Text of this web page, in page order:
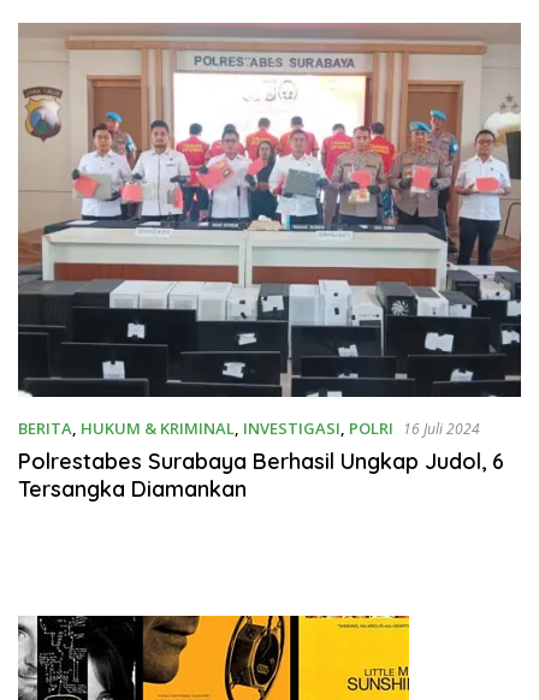
BERITA HUKUM & KRIMINAL INVESTIGASI POLRI 16 Juli 2024
Polrestabes Surabaya Berhasil Ungkap Judol, 6
Tersangka Diamankan